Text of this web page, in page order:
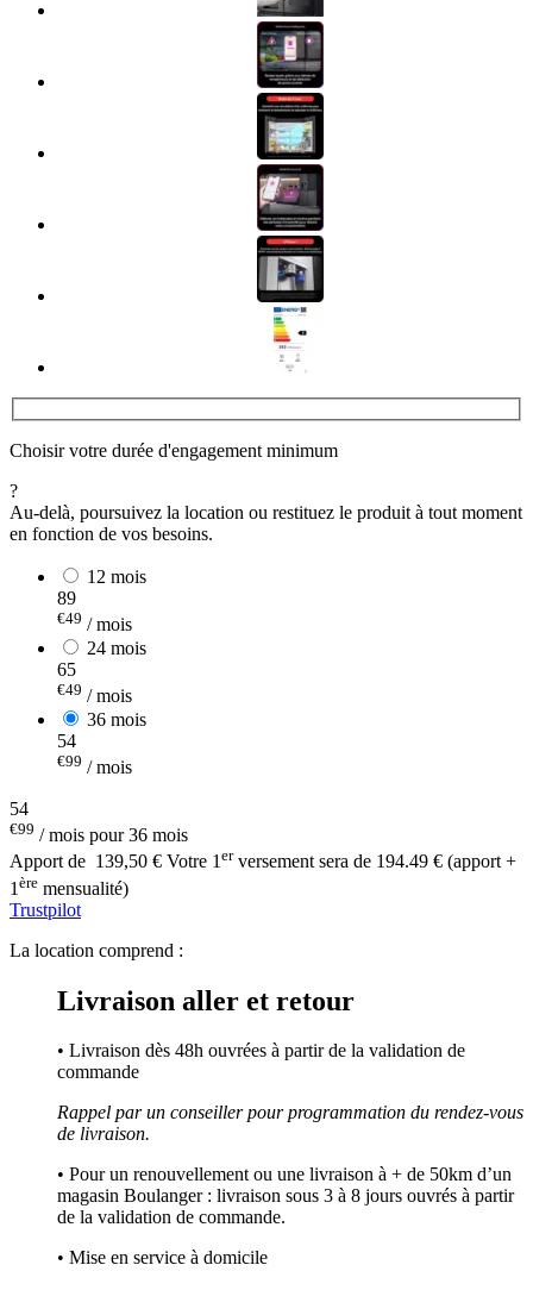
Choisir votre durée d'engagement minimum
?
Au-delà, poursuivez la location ou restituez le produit à tout moment
en fonction de vos besoins.
12 mois
89
€49 / mois
24 mois
65
€49 / mois
36 mois
54
€99 / mois
54
€99 / mois pour 36 mois
Apport de 139,50 € Votre 1 erversement sera de 194.49 € (apport +
1 ère mensualité)
Trustpilot
La location comprend :
Livraison aller et retour
• Livraison dès 48h ouvrées à partir de la validation de
commande
Rappel par un conseiller pour programmation du rendez-vous
de livraison.
• Pour un renouvellement ou une livraison à + de 50km d’un
magasin Boulanger : livraison sous 3 à 8 jours ouvrés à partir
de la validation de commande.
• Mise en service à domicile